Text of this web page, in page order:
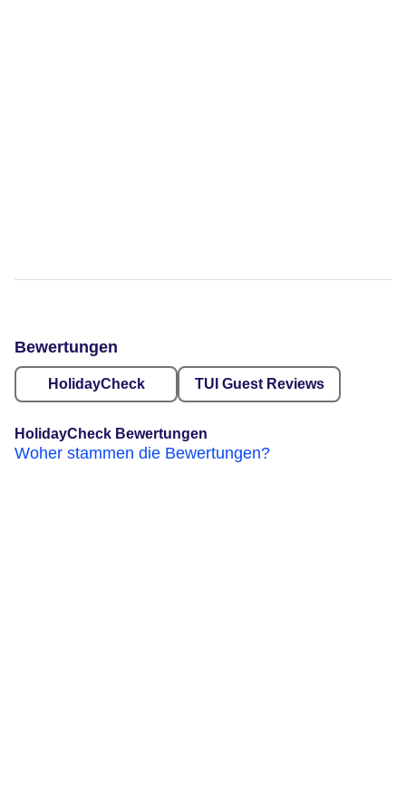
Bewertungen
HolidayCheck TUI Guest Reviews
HolidayCheck Bewertungen
Woher stammen die Bewertungen?